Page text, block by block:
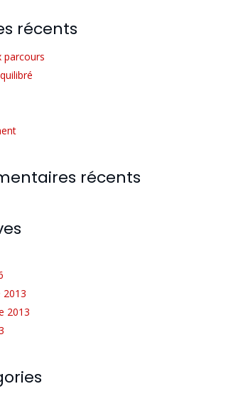
récents
parcours
récents
2013
2013